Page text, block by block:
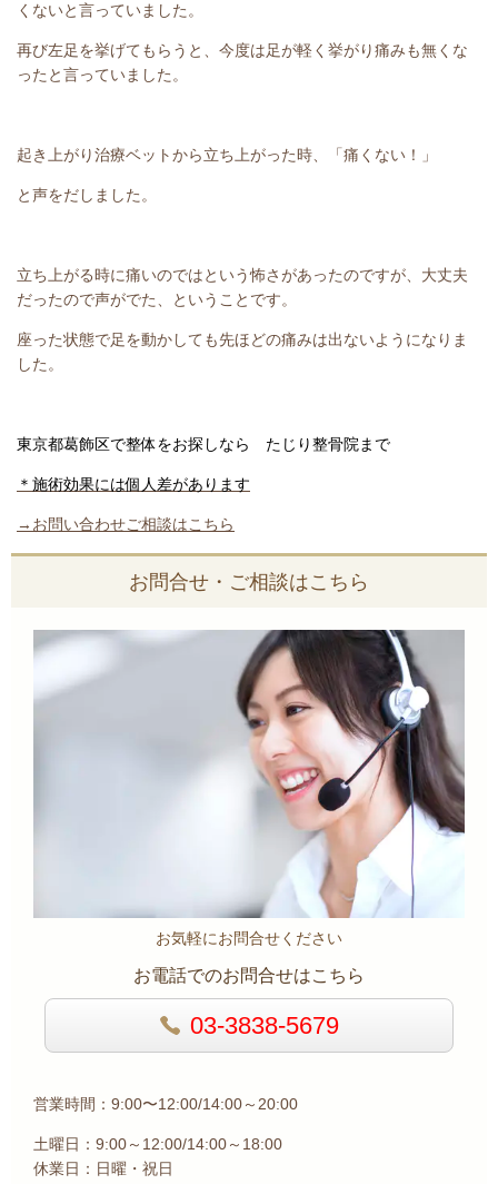
くないと言っていました。
再び左足を挙げてもらうと、今度は足が軽く挙がり痛みも無くな
ったと言っていました。
起き上がり治療ベットから立ち上がった時、「痛くない！」
と声をだしました。
立ち上がる時に痛いのではという怖さがあったのですが、大丈夫
だったので声がでた、ということです。
座った状態で足を動かしても先ほどの痛みは出ないようになりま
した。
東京都葛飾区で整体をお探しなら たじり整骨院まで
＊施術効果には個人差があります
→お問い合わせご相談はこちら
お問合せ・ご相談はこちら
お気軽にお問合せください
お電話でのお問合せはこちら
03-3838-5679
営業時間：9:00〜12:00/14:00～20:00
土曜日：9:00～12:00/14:00～18:00
休業日：日曜・祝日